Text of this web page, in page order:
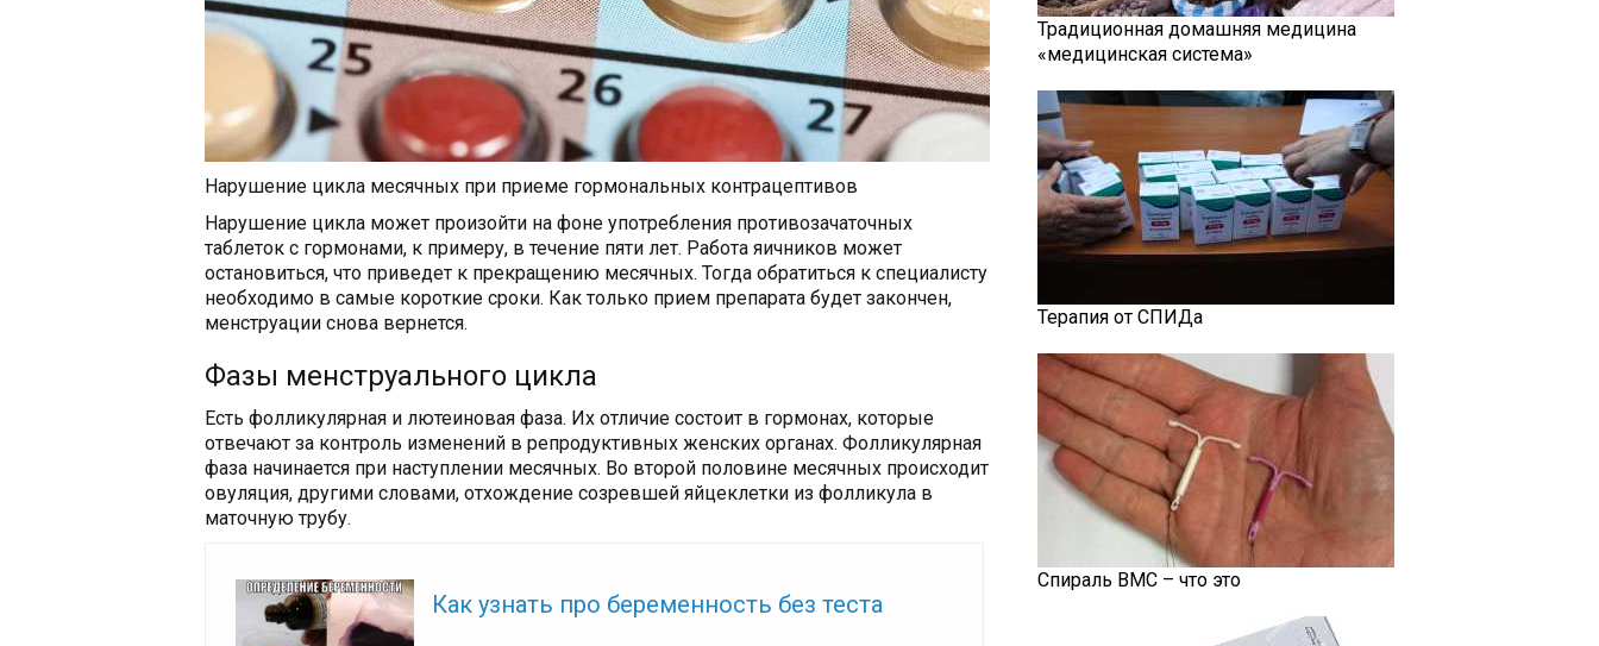
Нарушение цикла месячных при приеме гормональных контрацептивов
Нарушение цикла может произойти на фоне употребления противозачаточных
таблеток с гормонами, к примеру, в течение пяти лет. Работа яичников может
остановиться, что приведет к прекращению месячных. Тогда обратиться к специалисту
необходимо в самые короткие сроки. Как только прием препарата будет закончен,
менструации снова вернется.
Фазы менструального цикла
Есть фолликулярная и лютеиновая фаза. Их отличие состоит в гормонах, которые
отвечают за контроль изменений в репродуктивных женских органах. Фолликулярная
фаза начинается при наступлении месячных. Во второй половине месячных происходит
овуляция, другими словами, отхождение созревшей яйцеклетки из фолликула в
маточную трубу.
Как узнать про беременность без теста
Традиционная домашняя медицина
«медицинская система»
Терапия от СПИДа
Спираль ВМС – что это